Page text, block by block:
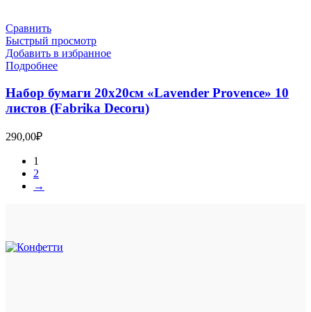
Сравнить
Быстрый просмотр
Добавить в избранное
Подробнее
Набор бумаги 20х20см «Lavender Provence» 10
листов (Fabrika Decoru)
290,00₽
1
2
→